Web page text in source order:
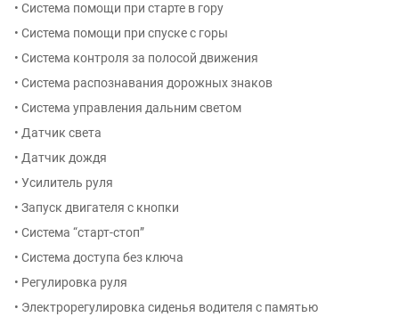
• Система помощи при старте в гору
• Система помощи при спуске с горы
• Система контроля за полосой движения
• Система распознавания дорожных знаков
• Система управления дальним светом
• Датчик света
• Датчик дождя
• Усилитель руля
• Запуск двигателя с кнопки
• Система “старт-стоп”
• Система доступа без ключа
• Регулировка руля
• Электрорегулировка сиденья водителя с памятью